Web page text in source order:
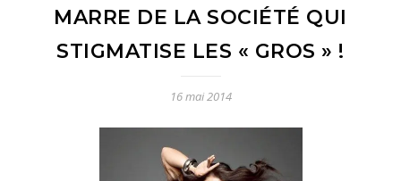
MARRE DE LA SOCIÉTÉ QUI
STIGMATISE LES « GROS » !
16 mai 2014